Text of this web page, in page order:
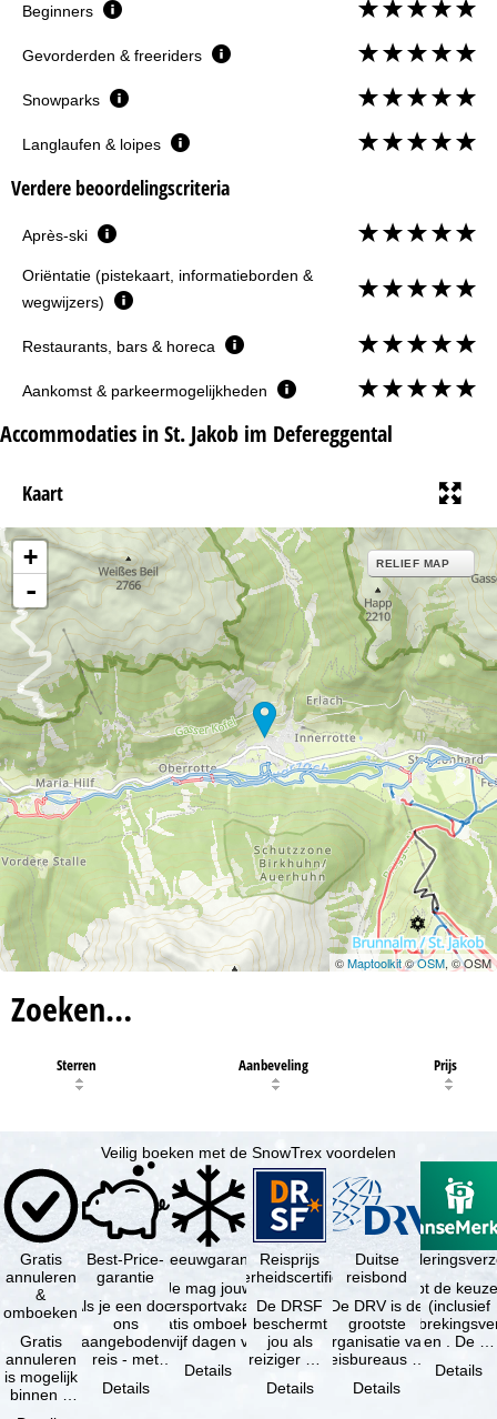
Beginners
Gevorderden & freeriders
Snowparks
Langlaufen & loipes
Verdere beoordelingscriteria
Après-ski
Oriëntatie (pistekaart, informatieborden &
wegwijzers)
Restaurants, bars & horeca
Aankomst & parkeermogelijkheden
Accommodaties in St. Jakob im Defereggental
Kaart
+
-
RELIEF MAP
©Maptoolkit©OSM, © OSM
Zoeken…
Sterren Aanbeveling Prijs
Veilig boeken met de SnowTrex voordelen
Gratis
annuleren
&
omboeken
Gratis
annuleren
is mogelijk
binnen 5
Best-Price-
garantie
Als je een door
ons
aangeboden
reis - met
dezelfde inhoud
en
Details
Sneeuwgarantie
Je mag jouw
wintersportvakantie
gratis omboeken
als vijf dagen voor
Details
Reisprijs
zekerheidscertificaat
De DRSF
beschermt
jou als
reiziger met
pakketreis
Details
Duitse
reisbond
De DRV is de
grootste
organisatie van
reisbureaus en
in Duitsland. …
Details
Je hebt de
(inclusief
en . De …
Details